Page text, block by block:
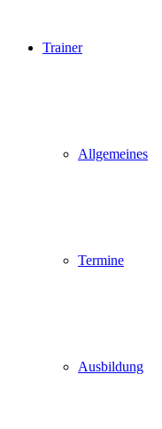
Trainer
Allgemeines
Termine
Ausbildung